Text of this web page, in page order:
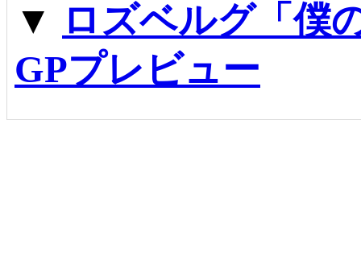
▼ ロズベルグ「僕
GPプレビュー